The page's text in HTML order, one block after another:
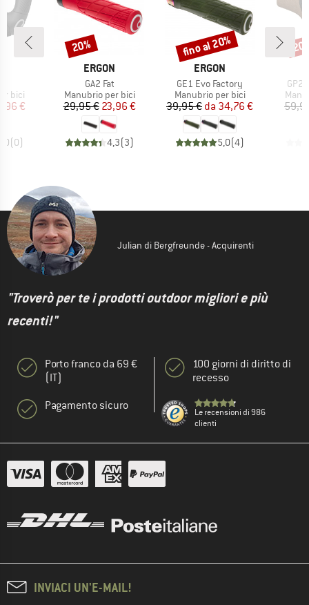
bici
ridotto
€
(0)
MARCHIO
ERGON
Articolo
GA2 Fat
Gruppo di prodotti
Manubrio per bici
Prezzo
29,95 €Prezzo ridotto
23,96 €
4,3(3)
Sconto
20%
MARCHIO
ERGON
Articolo
GE1 Evo Factory
Gruppo di prodotti
Manubrio per bici
Prezzo
39,95 € Prezzo ridotto
da 34,76 €
5,0(4)
Sconto
fino al 20%
GP2
Julian di Bergfreunde - Acquirenti
"Troverò per te i prodotti outdoor migliori e più
recenti!"
Porto franco da 69 €
(IT)
Pagamento sicuro
100 giorni di diritto di
recesso
Le recensioni di 986
clienti
INVIACI UN'E-MAIL!